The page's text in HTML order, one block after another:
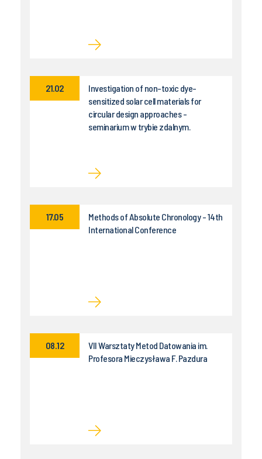
Investigation of non-toxic dye-
sensitized solar cell materials for
circular design approaches -
seminarium w trybie zdalnym.
21.02
Methods of Absolute Chronology - 14th
International Conference
17.05
VII Warsztaty Metod Datowania im.
Profesora Mieczysława F. Pazdura
08.12